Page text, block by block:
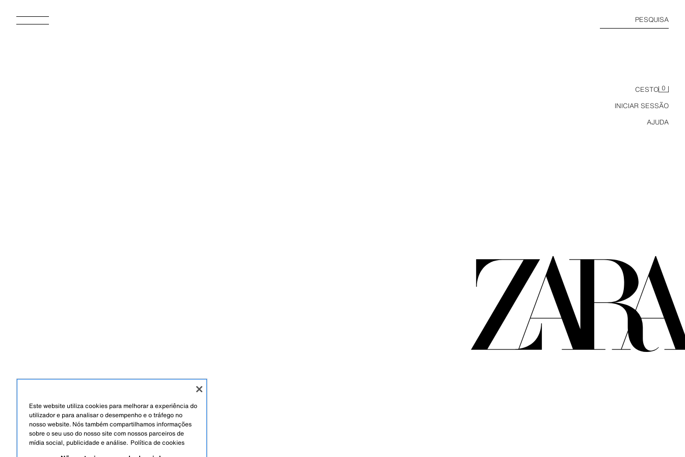
PESQUISA
CESTO 0
INICIAR SESSÃO
AJUDA
Este website utiliza cookies para melhorar a experiência do
utilizador e para analisar o desempenho e o tráfego no
nosso website. Nós também compartilhamos informações
sobre o seu uso do nosso site com nossos parceiros de
mídia social, publicidade e análise. Política de cookies